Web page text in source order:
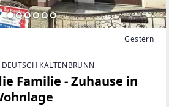
Gestern
KALTENBRUNN
Familie - Zuhause in